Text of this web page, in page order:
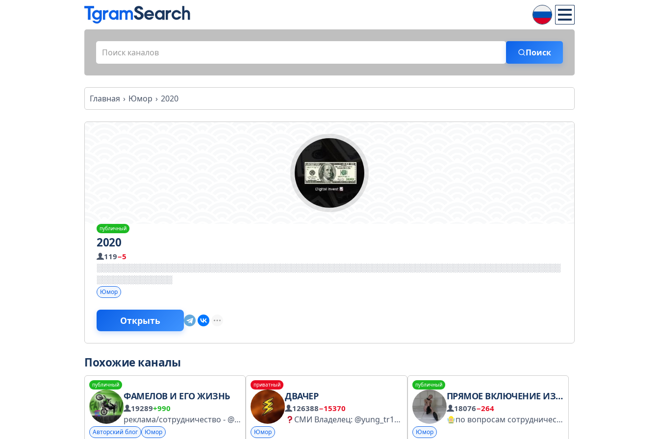
Поиск
Главная Юмор 2020
публичный
2020
119−5
Юмор
Открыть
Похожие каналы
публичный
ФАМЕЛОВ И ЕГО ЖИЗНЬ
19289+990
реклама/сотрудничество - @kissmerka Менеджер по рекламе - @sanya_reklam купить мерч - https://vk.com/wowboysteam тик ток - https://www.tiktok.com/@dima_famelov?_r=1&_t=ZS-92NHqmtP2SP ютуб - https://youtube.com/@famelov?si=yrjwVpJVx-GjQmSL
Авторский блог Юмор
приватный
ДВАЧЕР
126388−15370
СМИ Владелец: @yung_tr1 Менеджеры: @familly_managers Ссылка для друга: https://t.me/+15PtEUfg_Wg0ZDA6
Юмор
публичный
ПРЯМОЕ ВКЛЮЧЕНИЕ ИЗ ДУРКИ
18076−264
по вопросам сотрудничества
Юмор